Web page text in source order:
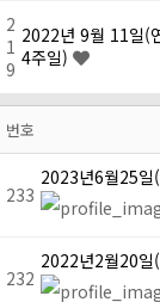
2
1
9
2022년 9월 11일(
4주일)
번호
233
2023년6월25일
232
2022년2월20일